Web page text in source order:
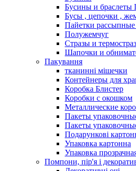
Бусины и браслеты
Бусы , цепочки ,
Пайетки
Полужемчуг
Стразы и
Шапочки и
Пакування
тканинні мішечки
Контейнеры для
Коробка Блистер
Коробки с окошком
Металлические
Пакеты
Пакеты
Подарункові
Упаковка картонна
Упаковка
Помпони, пір'я і